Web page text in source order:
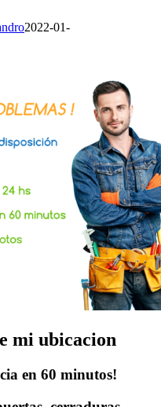
2022-01-
mi ubicacion
en 60 minutos!